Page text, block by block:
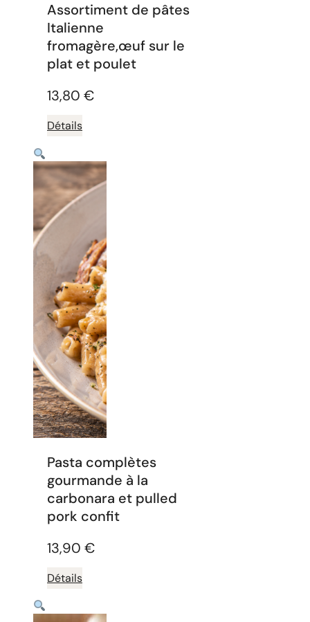
Assortiment de pâtes
Italienne
fromagère,œuf sur le
plat et poulet
13,80 €
Détails
Pasta complètes
gourmande à la
carbonara et pulled
pork confit
13,90 €
Détails